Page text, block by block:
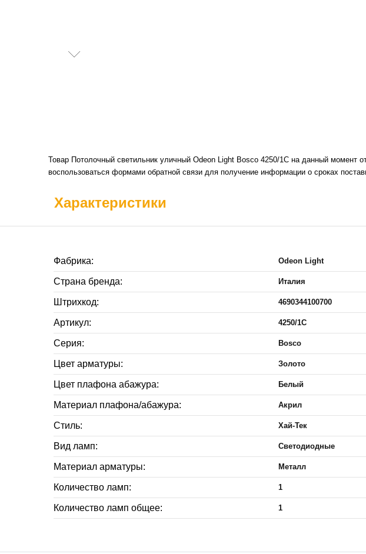
Товар Потолочный светильник уличный Odeon Light Bosco 4250/1C на данный момент
воспользоваться формами обратной связи для получение информации о сроках
Характеристики
Фабрика: Odeon Light
Страна бренда: Италия
Штрихкод: 4690344100700
Артикул: 4250/1C
Серия: Bosco
Цвет арматуры: Золото
Цвет плафона абажура: Белый
Материал плафона/абажура: Акрил
Стиль: Хай-Тек
Вид ламп: Светодиодные
Материал арматуры: Металл
Количество ламп: 1
Количество ламп общее: 1